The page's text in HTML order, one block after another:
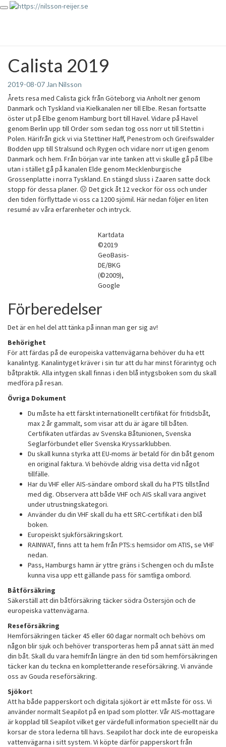
Toggle
Calista
2019
Calista 2019
2019-08-07 Jan Nilsson
Årets resa med Calista gick från Göteborg via Anholt ner genom
Danmark och Tyskland via Kielkanalen ner till Elbe. Resan fortsatte
öster ut på Elbe genom Hamburg bort till Havel. Vidare på Havel
genom Berlin upp till Order som sedan tog oss norr ut till Stettin i
Polen. Härifrån gick vi via Stettiner Haff, Penestrom och Greifswalder
Bodden upp till Stralsund och Rygen och vidare norr ut igen genom
Danmark och hem. Från början var inte tanken att vi skulle gå på Elbe
utan i stället gå på kanalen Elde genom Mecklenburgische
Grossenplatte i norra Tyskland. En stängd sluss i Zaaren satte dock
stopp för dessa planer. ☹️ Det gick åt 12 veckor för oss och under
den tiden förflyttade vi oss ca 1200 sjömil. Här nedan följer en liten
resumé av våra erfarenheter och intryck.
Kartdata
©2019
GeoBasis-
DE/BKG
(©2009),
Google
Förberedelser
Det är en hel del att tänka på innan man ger sig av!
Behörighet
För att färdas på de europeiska vattenvägarna behöver du ha ett
kanalintyg. Kanalintyget kräver i sin tur att du har minst förarintyg och
båtpraktik. Alla intygen skall finnas i den blå intygsboken som du skall
medföra på resan.
Övriga Dokument
Du måste ha ett färskt internationellt certifikat för fritidsbåt,
max 2 år gammalt, som visar att du är ägare till båten.
Certifikaten utfärdas av Svenska Båtunionen, Svenska
Seglarförbundet eller Svenska Kryssarklubben.
Du skall kunna styrka att EU-moms är betald för din båt genom
en original faktura. Vi behövde aldrig visa detta vid något
tillfälle.
Har du VHF eller AIS-sändare ombord skall du ha PTS tillstånd
med dig. Observera att både VHF och AIS skall vara angivet
under utrustningskategori.
Använder du din VHF skall du ha ett SRC-certifikat i den blå
boken.
Europeiskt sjukförsäkringskort.
RAINWAT, finns att ta hem från PTS:s hemsidor om ATIS, se VHF
nedan.
Pass, Hamburgs hamn är yttre gräns i Schengen och du måste
kunna visa upp ett gällande pass för samtliga ombord.
Båtförsäkring
Säkerställ att din båtförsäkring täcker södra Östersjön och de
europeiska vattenvägarna.
Reseförsäkring
Hemförsäkringen täcker 45 eller 60 dagar normalt och behövs om
någon blir sjuk och behöver transporteras hem på annat sätt än med
din båt. Skall du vara hemifrån längre än den tid som hemförsäkringen
täcker kan du teckna en kompletterande reseförsäkring. Vi använde
oss av Gouda reseförsäkring.
Sjökort
Att ha både papperskort och digitala sjökort är ett måste för oss. Vi
använder normalt Seapilot på en Ipad som plotter. Vår AIS-mottagare
är kopplad till Seapilot vilket ger värdefull information speciellt när du
korsar de stora lederna till havs. Seapilot har dock inte de europeiska
vattenvägarna i sitt system. Vi köpte därför papperskort från